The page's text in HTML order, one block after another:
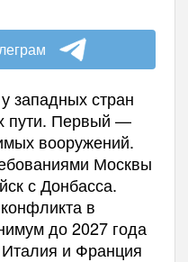
западных стран
пути. Первый —
вооружений.
Москвы
с Донбасса.
в
до 2027 года
и Франция